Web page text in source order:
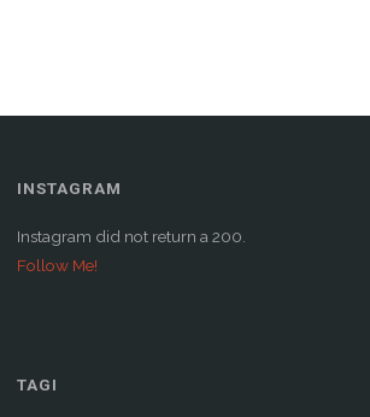
INSTAGRAM
Instagram did not return a 200.
Follow Me!
TAGI